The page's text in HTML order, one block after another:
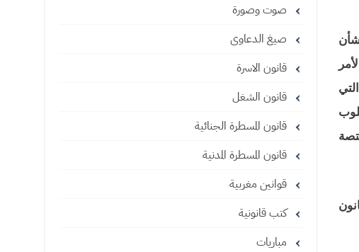
صوت وصورة
صيغ الدعاوى
قانون الاسرة
قانون الشغل
قانون المسطرة الجنائية
قانون المسطرة المدنية
قوانين مغربية
كتب قانونية
مباريات